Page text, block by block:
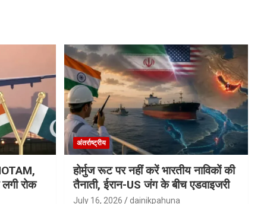
रोक
अंतर्राष्ट्रीय
होर्मुज रूट पर नहीं करें भारतीय नाविकों की
तैनाती, ईरान-US जंग के बीच एडवाइजरी
July 16, 2026 dainikpahuna